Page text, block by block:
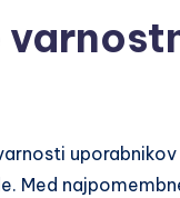
Med